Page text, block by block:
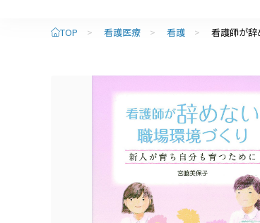
TOP > 看護医療 > 看護 > 看護師が